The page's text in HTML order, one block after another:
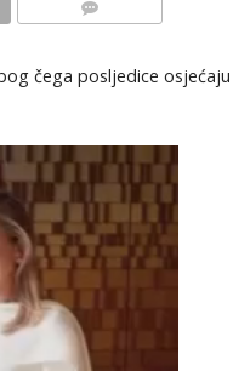
čega posljedice osjećaju